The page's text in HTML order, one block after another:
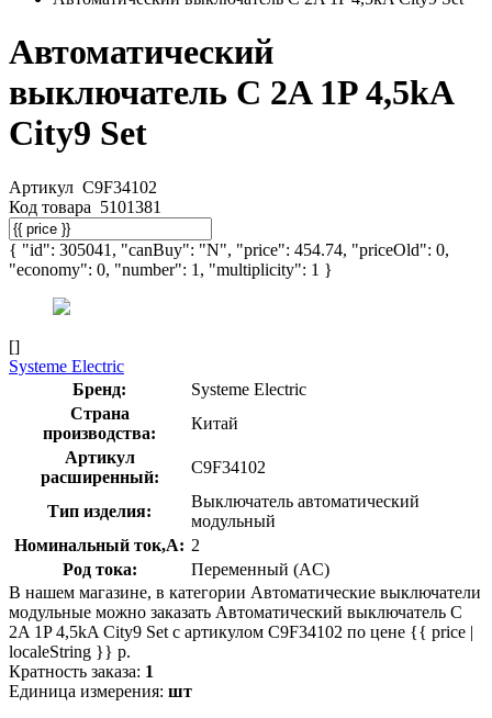
Автоматический
выключатель C 2A 1P 4,5kA
City9 Set
Артикул C9F34102
Код товара 5101381
{ "id": 305041, "canBuy": "N", "price": 454.74, "priceOld": 0,
"economy": 0, "number": 1, "multiplicity": 1 }
[]
Systeme Electric
Бренд:
Systeme Electric
Страна
производства:
Китай
Артикул
расширенный:
C9F34102
Тип изделия:
Выключатель автоматический
модульный
Номинальный ток,А: 2
Род тока:
Переменный (AC)
В нашем магазине, в категории Автоматические выключатели
модульные можно заказать Автоматический выключатель C
2A 1P 4,5kA City9 Set с артикулом C9F34102 по цене {{ price |
localeString }} р.
Кратность заказа: 1
Единица измерения: шт